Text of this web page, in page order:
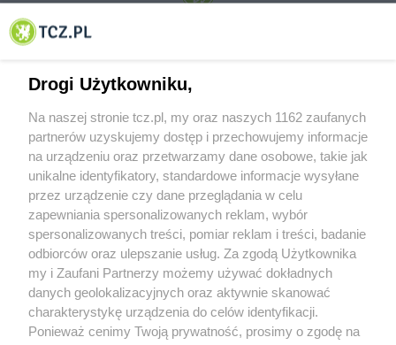
© 2001-2026 Tczew - TCZ.PL Sp. z o.o. Internetowy Serwis Informacyjny Miasta
O FIRMIE POLITYKA PRYWATNOŚCI HOSTING
REKLAMA WSPÓŁPRACA RSS FACEBOOK KONTAKT
Nasze serwisy
Aktualności
Tcz24
Muzyka i kultura
Archiwum wydarzeń
Drogi Użytkowniku,
Na naszej stronie tcz.pl, my oraz naszych 1162 zaufanych
partnerów uzyskujemy dostęp i przechowujemy informacje
na urządzeniu oraz przetwarzamy dane osobowe, takie jak
unikalne identyfikatory, standardowe informacje wysyłane
przez urządzenie czy dane przeglądania w celu
zapewniania spersonalizowanych reklam, wybór
spersonalizowanych treści, pomiar reklam i treści, badanie
odbiorców oraz ulepszanie usług. Za zgodą Użytkownika
my i Zaufani Partnerzy możemy używać dokładnych
danych geolokalizacyjnych oraz aktywnie skanować
charakterystykę urządzenia do celów identyfikacji.
Ponieważ cenimy Twoją prywatność, prosimy o zgodę na